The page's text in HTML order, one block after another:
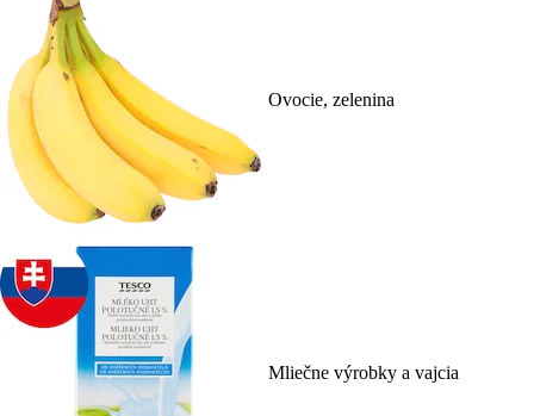
Ovocie, zelenina
Mliečne výrobky a vajcia